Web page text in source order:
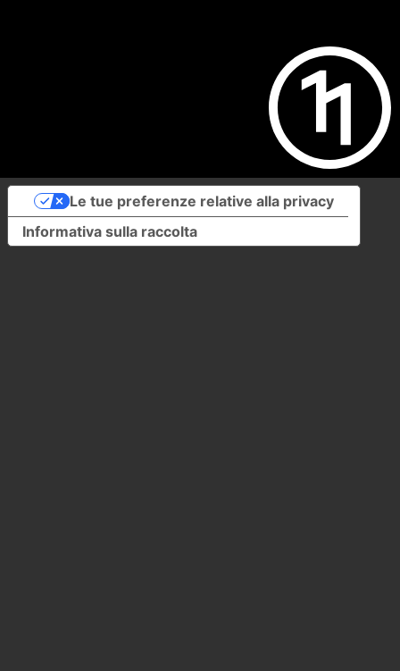
Informativa sulla raccolta
Le tue preferenze relative alla privacy